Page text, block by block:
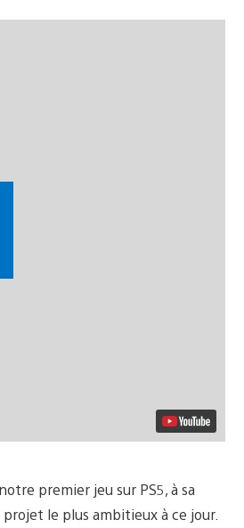
premier jeu sur PS5, à sa
le plus ambitieux à ce jour.